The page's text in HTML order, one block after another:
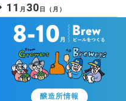
11 月 30 日 （月）
醸造所情報